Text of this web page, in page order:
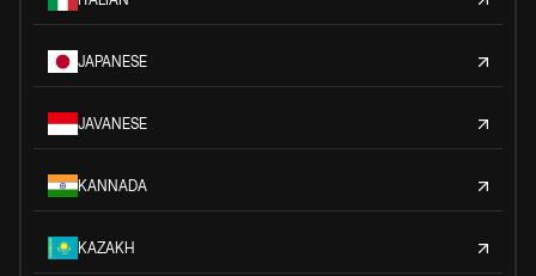
JAPANESE
JAVANESE
KANNADA
KAZAKH